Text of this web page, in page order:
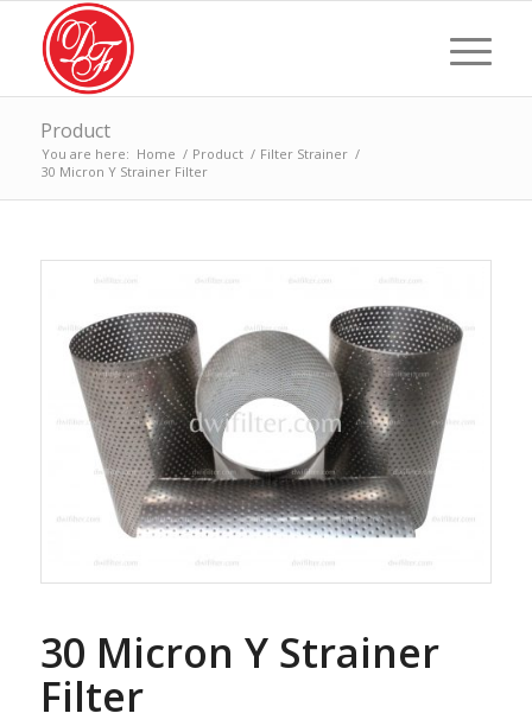
Product
You are here: Home / Product / Filter Strainer /
30 Micron Y Strainer Filter
30 Micron Y Strainer
Filter